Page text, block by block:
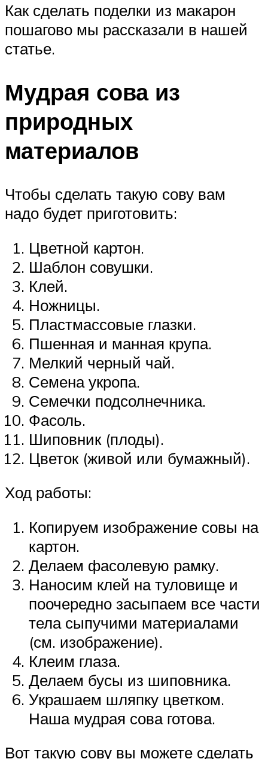
Как сделать поделки из макарон
пошагово мы рассказали в нашей
статье.
Мудрая сова из
природных
материалов
Чтобы сделать такую сову вам
надо будет приготовить:
Цветной картон.
Шаблон совушки.
Клей.
Ножницы.
Пластмассовые глазки.
Пшенная и манная крупа.
Мелкий черный чай.
Семена укропа.
Семечки подсолнечника.
Фасоль.
Шиповник (плоды).
Цветок (живой или бумажный).
Ход работы:
Копируем изображение совы на
картон.
Делаем фасолевую рамку.
Наносим клей на туловище и
поочередно засыпаем все части
тела сыпучими материалами
(см. изображение).
Клеим глаза.
Делаем бусы из шиповника.
Украшаем шляпку цветком.
Наша мудрая сова готова.
Вот такую сову вы можете сделать